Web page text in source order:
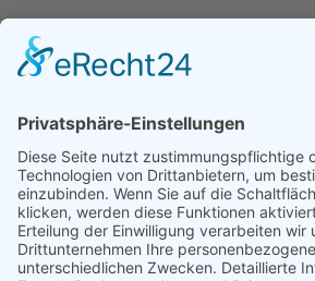
Missing PDF "https://pg-
content/uploads/2026/02/Alpha-
Weitere Infos und Anmeldung:
augsburg.de/blog/alpha-kurs-ab-